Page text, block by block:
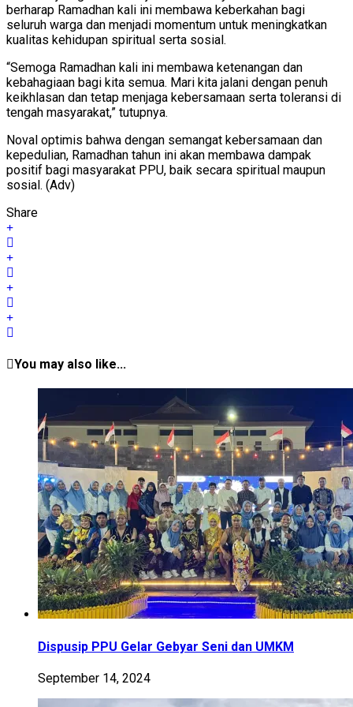
berharap Ramadhan kali ini membawa keberkahan bagi
seluruh warga dan menjadi momentum untuk meningkatkan
kualitas kehidupan spiritual serta sosial.
“Semoga Ramadhan kali ini membawa ketenangan dan
kebahagiaan bagi kita semua. Mari kita jalani dengan penuh
keikhlasan dan tetap menjaga kebersamaan serta toleransi di
tengah masyarakat,” tutupnya.
Noval optimis bahwa dengan semangat kebersamaan dan
kepedulian, Ramadhan tahun ini akan membawa dampak
positif bagi masyarakat PPU, baik secara spiritual maupun
sosial. (Adv)
Share
You may also like...
Dispusip PPU Gelar Gebyar Seni dan UMKM
September 14, 2024